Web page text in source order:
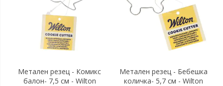
Метален резец - Комикс
балон- 7,5 см - Wilton
Метален резец - Бебешка
количка- 5,7 см - Wilton